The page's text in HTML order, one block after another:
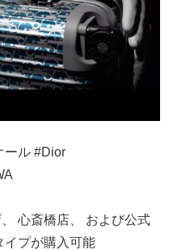
ル #Dior
心斎橋店、 および公式
イプが購入可能